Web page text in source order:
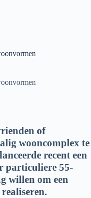
of
wooncomplex te
recent een
particuliere 55-
willen om een